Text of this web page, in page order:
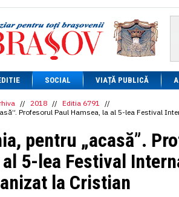
= 5.8304
1 XAU= 464.4611
1 AED= 1.1933
1 AUD= 2.7957
1 BGN= 2.5449
1 CAD= 3.1559
1 CHF= 5.2813
1 CZK= 0.1993
1 EGP = 0.0860
1 HUF = 1.2223
1 INR= 0.0513
1 JPY= 3.0556
1 KRW
1 MDL
SOCIAL VIAȚĂ PUBLICĂ
// 2018 // Editia 6791 //
Profesorul Paul Hamsea, la al 5-lea Festival
pentru „acasă”.
al 5-lea Festival
la Cristian